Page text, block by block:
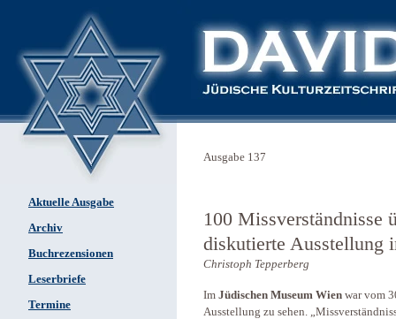
Aktuelle Ausgabe
Archiv
Buchrezensionen
Leserbriefe
Termine
Ausgabe 137
100 Missverständnisse
diskutierte Ausstellung
Christoph Tepperberg
Im Jüdischen Museum Wien war vom
Ausstellung zu sehen.